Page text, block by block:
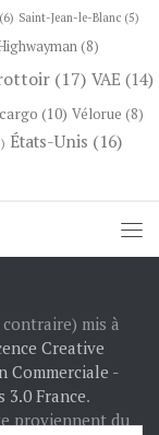
(6) Saint-Jean-le-Blanc (5)
(8)
(17) VAE (14)
(10) Vélorue (8)
États-Unis (16)
mis à
Creative
Commerciale -
3.0 France.
proviennent du